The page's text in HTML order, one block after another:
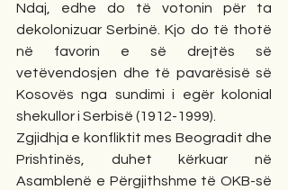
Ndaj, edhe do të votonin për ta
dekolonizuar Serbinë. Kjo do të thotë
në favorin e së drejtës së
vetëvendosjen dhe të pavarësisë së
Kosovës nga sundimi i egër kolonial
shekullor i Serbisë (1912-1999).
Zgjidhja e konfliktit mes Beogradit dhe
Prishtinës, duhet kërkuar në
Asamblenë e Përgjithshme të OKB-së